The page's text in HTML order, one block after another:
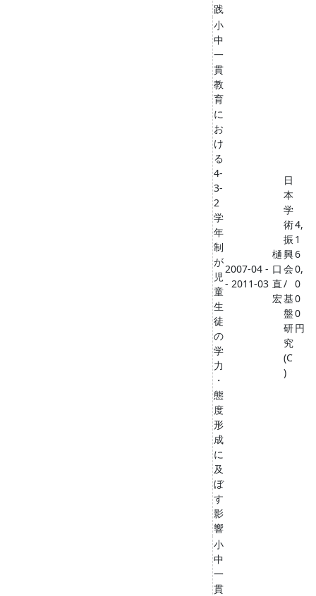
践
小
中
一
貫
教
育
に
お
け
る
4-
3-
2
学
年
制
が
児
童
生
徒
の
学
力
・
態
度
形
成
に
及
ぼ
す
影
響
2007-04 -
- 2011-03
樋
口
直
宏
日
本
学
術
振
興
会
/
基
盤
研
究
(C
)
4,
1
6
0,
0
0
0
円
小
中
一
貫